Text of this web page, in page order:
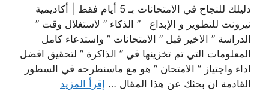
دليلك للنجاح في الامتحانات بـ 5 أيام فقط | أكاديمية
نيرونت للتطوير و الإبداع ” الذكاء ” لاستغلال وقت ”
الدراسة ” الاخير قبل ” الامتحانات ” واستدعاء كامل
المعلومات التي تم تخزينها في ” الذاكرة ” لتحقيق افضل
اداء واجتياز ” الامتحان ” هو مع ماسنطرحه في السطور
القادمة ان بحثك عن هذا المقال … إقرأ المزيد